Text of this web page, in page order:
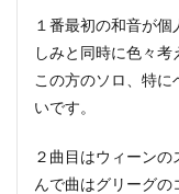
１番最初の和音が
しみと同時に色々考
この方のソロ、特
いです。
２曲目はウィーン
んで曲はグリーグの